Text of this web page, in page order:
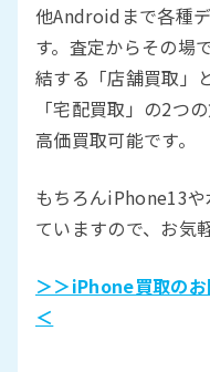
他Androidまで各種
す。査定からその場
結する「店舗買取」
「宅配買取」の2つ
高価買取可能です。
もちろんiPhone13
ていますので、お気
＞＞iPhone買取の
＜